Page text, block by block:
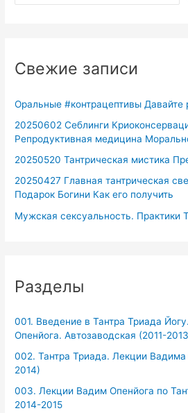
Свежие записи
Оральные #контрацептивы Давайте
20250602 Себлинги
Репродуктивная медицина
20250520 Тантрическая мистика
20250427 Главная тантрическая
Подарок Богини Как его получить
Мужская сексуальность. Практики
Разделы
001. Введение в Тантра Триада
Опенйога. Автозаводская (2011-
002. Тантра Триада. Лекции
2014)
003. Лекции Вадим Опенйога по
2014-2015